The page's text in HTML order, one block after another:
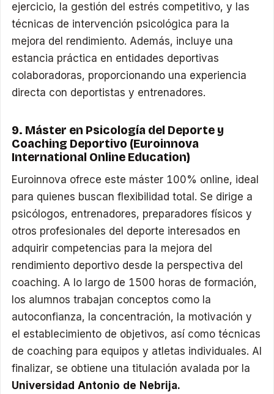
ejercicio, la gestión del estrés competitivo, y las
técnicas de intervención psicológica para la
mejora del rendimiento. Además, incluye una
estancia práctica en entidades deportivas
colaboradoras, proporcionando una experiencia
directa con deportistas y entrenadores.
9. Máster en Psicología del Deporte y
Coaching Deportivo (Euroinnova
International Online Education)
Euroinnova ofrece este máster 100% online, ideal
para quienes buscan flexibilidad total. Se dirige a
psicólogos, entrenadores, preparadores físicos y
otros profesionales del deporte interesados en
adquirir competencias para la mejora del
rendimiento deportivo desde la perspectiva del
coaching. A lo largo de 1500 horas de formación,
los alumnos trabajan conceptos como la
autoconfianza, la concentración, la motivación y
el establecimiento de objetivos, así como técnicas
de coaching para equipos y atletas individuales. Al
finalizar, se obtiene una titulación avalada por la
Universidad Antonio de Nebrija.